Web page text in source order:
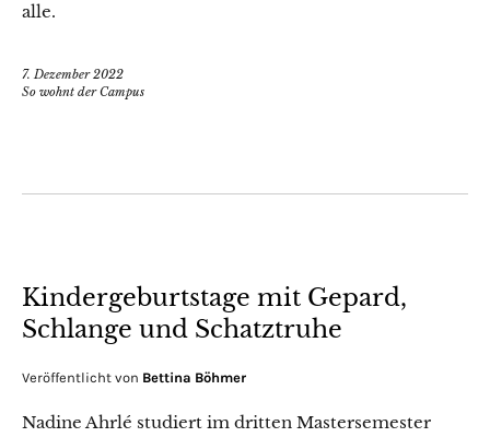
alle.
7. Dezember 2022
So wohnt der Campus
Kindergeburtstage mit Gepard,
Schlange und Schatztruhe
Veröffentlicht von Bettina Böhmer
Nadine Ahrlé studiert im dritten Mastersemester